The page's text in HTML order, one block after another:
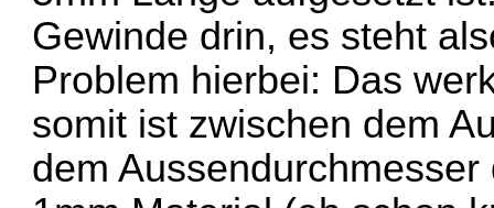
Gewinde drin, es steht
Problem hierbei: Das
somit ist zwischen dem
dem